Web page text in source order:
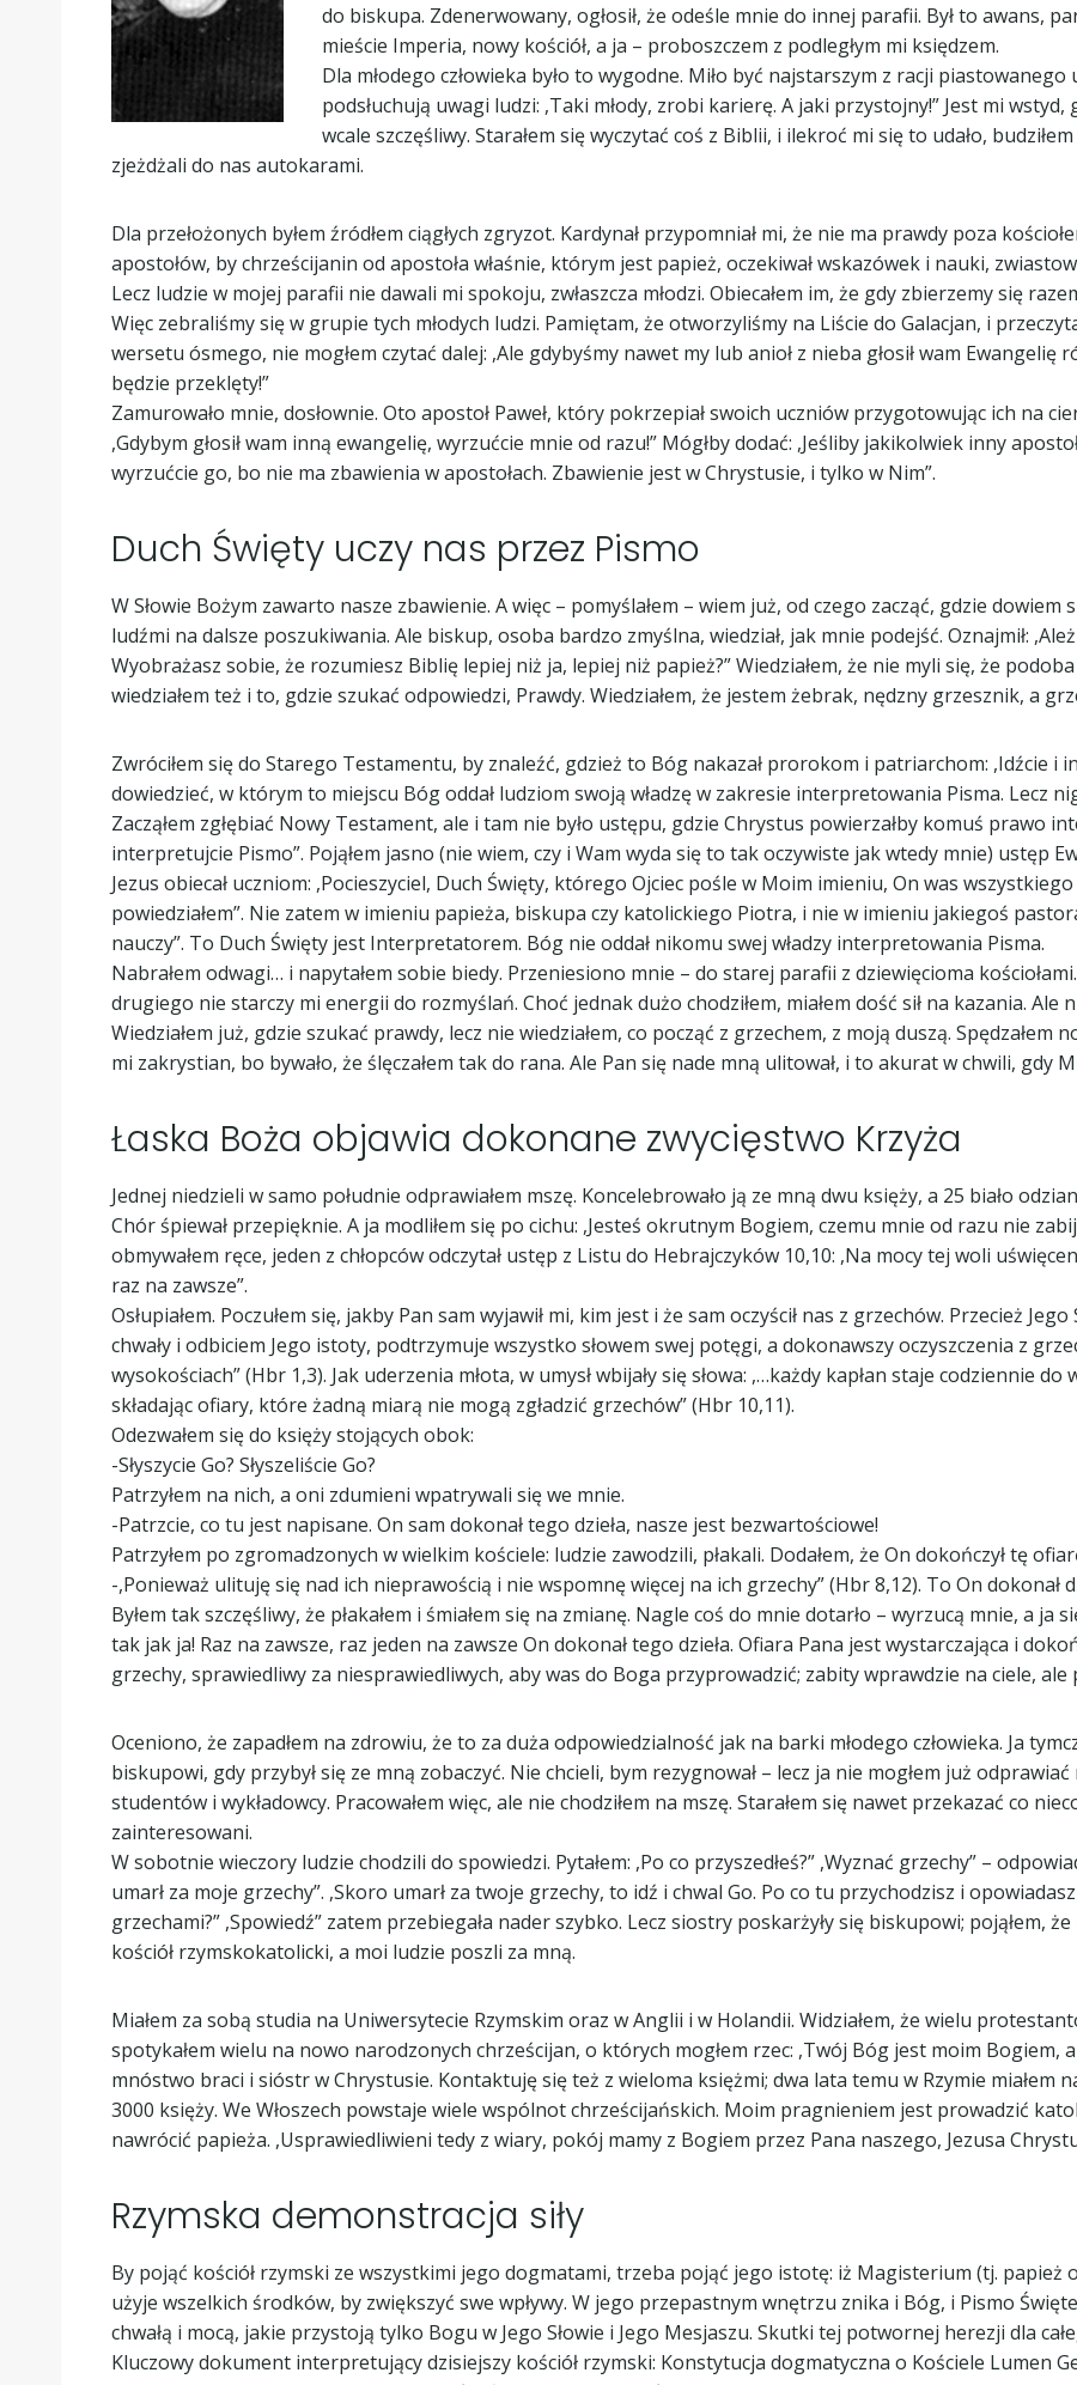
do biskupa. Zdenerwowany, ogłosił, że odeśle mnie do innej parafii. Był to awans,
mieście Imperia, nowy kościół, a ja – proboszczem z podległym mi księdzem.
Dla młodego człowieka było to wygodne. Miło być najstarszym z racji
podsłuchują uwagi ludzi: ,Taki młody, zrobi karierę. A jaki przystojny!” Jest mi
wcale szczęśliwy. Starałem się wyczytać coś z Biblii, i ilekroć mi się to udało,
zjeżdżali do nas autokarami.
Dla przełożonych byłem źródłem ciągłych zgryzot. Kardynał przypomniał mi, że nie ma prawdy poza
apostołów, by chrześcijanin od apostoła właśnie, którym jest papież, oczekiwał wskazówek i nauki,
Lecz ludzie w mojej parafii nie dawali mi spokoju, zwłaszcza młodzi. Obiecałem im, że gdy zbierzemy się
Więc zebraliśmy się w grupie tych młodych ludzi. Pamiętam, że otworzyliśmy na Liście do Galacjan, i
wersetu ósmego, nie mogłem czytać dalej: ,Ale gdybyśmy nawet my lub anioł z nieba głosił wam Ewangelię
będzie przeklęty!”
Zamurowało mnie, dosłownie. Oto apostoł Paweł, który pokrzepiał swoich uczniów przygotowując ich na
,Gdybym głosił wam inną ewangelię, wyrzućcie mnie od razu!” Mógłby dodać: ,Jeśliby jakikolwiek inny
wyrzućcie go, bo nie ma zbawienia w apostołach. Zbawienie jest w Chrystusie, i tylko w Nim”.
Duch Święty uczy nas przez Pismo
W Słowie Bożym zawarto nasze zbawienie. A więc – pomyślałem – wiem już, od czego zacząć, gdzie dowiem
ludźmi na dalsze poszukiwania. Ale biskup, osoba bardzo zmyślna, wiedział, jak mnie podejść. Oznajmił:
Wyobrażasz sobie, że rozumiesz Biblię lepiej niż ja, lepiej niż papież?” Wiedziałem, że nie myli się, że
wiedziałem też i to, gdzie szukać odpowiedzi, Prawdy. Wiedziałem, że jestem żebrak, nędzny grzesznik, a
Zwróciłem się do Starego Testamentu, by znaleźć, gdzież to Bóg nakazał prorokom i patriarchom: ,Idźcie i
dowiedzieć, w którym to miejscu Bóg oddał ludziom swoją władzę w zakresie interpretowania Pisma. Lecz
Zacząłem zgłębiać Nowy Testament, ale i tam nie było ustępu, gdzie Chrystus powierzałby komuś prawo
interpretujcie Pismo”. Pojąłem jasno (nie wiem, czy i Wam wyda się to tak oczywiste jak wtedy mnie) ustęp
Jezus obiecał uczniom: ,Pocieszyciel, Duch Święty, którego Ojciec pośle w Moim imieniu, On was
powiedziałem”. Nie zatem w imieniu papieża, biskupa czy katolickiego Piotra, i nie w imieniu jakiegoś
nauczy”. To Duch Święty jest Interpretatorem. Bóg nie oddał nikomu swej władzy interpretowania Pisma.
Nabrałem odwagi… i napytałem sobie biedy. Przeniesiono mnie – do starej parafii z dziewięcioma
drugiego nie starczy mi energii do rozmyślań. Choć jednak dużo chodziłem, miałem dość sił na kazania. Ale
Wiedziałem już, gdzie szukać prawdy, lecz nie wiedziałem, co począć z grzechem, z moją duszą. Spędzałem
mi zakrystian, bo bywało, że ślęczałem tak do rana. Ale Pan się nade mną ulitował, i to akurat w chwili, gdy
Łaska Boża objawia dokonane zwycięstwo Krzyża
Jednej niedzieli w samo południe odprawiałem mszę. Koncelebrowało ją ze mną dwu księży, a 25 biało
Chór śpiewał przepięknie. A ja modliłem się po cichu: ,Jesteś okrutnym Bogiem, czemu mnie od razu nie
obmywałem ręce, jeden z chłopców odczytał ustęp z Listu do Hebrajczyków 10,10: ,Na mocy tej woli
raz na zawsze”.
Osłupiałem. Poczułem się, jakby Pan sam wyjawił mi, kim jest i że sam oczyścił nas z grzechów. Przecież
chwały i odbiciem Jego istoty, podtrzymuje wszystko słowem swej potęgi, a dokonawszy oczyszczenia z
wysokościach” (Hbr 1,3). Jak uderzenia młota, w umysł wbijały się słowa: ,…każdy kapłan staje codziennie
składając ofiary, które żadną miarą nie mogą zgładzić grzechów” (Hbr 10,11).
Odezwałem się do księży stojących obok:
-Słyszycie Go? Słyszeliście Go?
Patrzyłem na nich, a oni zdumieni wpatrywali się we mnie.
-Patrzcie, co tu jest napisane. On sam dokonał tego dzieła, nasze jest bezwartościowe!
Patrzyłem po zgromadzonych w wielkim kościele: ludzie zawodzili, płakali. Dodałem, że On dokończył tę
-,Ponieważ ulituję się nad ich nieprawością i nie wspomnę więcej na ich grzechy” (Hbr 8,12). To On dokonał
Byłem tak szczęśliwy, że płakałem i śmiałem się na zmianę. Nagle coś do mnie dotarło – wyrzucą mnie, a ja
tak jak ja! Raz na zawsze, raz jeden na zawsze On dokonał tego dzieła. Ofiara Pana jest wystarczająca i
grzechy, sprawiedliwy za niesprawiedliwych, aby was do Boga przyprowadzić; zabity wprawdzie na ciele, ale
Oceniono, że zapadłem na zdrowiu, że to za duża odpowiedzialność jak na barki młodego człowieka. Ja
biskupowi, gdy przybył się ze mną zobaczyć. Nie chcieli, bym rezygnował – lecz ja nie mogłem już
studentów i wykładowcy. Pracowałem więc, ale nie chodziłem na mszę. Starałem się nawet przekazać co
zainteresowani.
W sobotnie wieczory ludzie chodzili do spowiedzi. Pytałem: ,Po co przyszedłeś?” ,Wyznać grzechy” –
umarł za moje grzechy”. ,Skoro umarł za twoje grzechy, to idź i chwal Go. Po co tu przychodzisz i
grzechami?” ,Spowiedź” zatem przebiegała nader szybko. Lecz siostry poskarżyły się biskupowi; pojąłem,
kościół rzymskokatolicki, a moi ludzie poszli za mną.
Miałem za sobą studia na Uniwersytecie Rzymskim oraz w Anglii i w Holandii. Widziałem, że wielu
spotykałem wielu na nowo narodzonych chrześcijan, o których mogłem rzec: ,Twój Bóg jest moim Bogiem,
mnóstwo braci i sióstr w Chrystusie. Kontaktuję się też z wieloma księżmi; dwa lata temu w Rzymie miałem
3000 księży. We Włoszech powstaje wiele wspólnot chrześcijańskich. Moim pragnieniem jest prowadzić
nawrócić papieża. ,Usprawiedliwieni tedy z wiary, pokój mamy z Bogiem przez Pana naszego, Jezusa
Rzymska demonstracja siły
By pojąć kościół rzymski ze wszystkimi jego dogmatami, trzeba pojąć jego istotę: iż Magisterium (tj. papież
użyje wszelkich środków, by zwiększyć swe wpływy. W jego przepastnym wnętrzu znika i Bóg, i Pismo
chwałą i mocą, jakie przystoją tylko Bogu w Jego Słowie i Jego Mesjaszu. Skutki tej potwornej herezji dla
Kluczowy dokument interpretujący dzisiejszy kościół rzymski: Konstytucja dogmatyczna o Kościele Lumen